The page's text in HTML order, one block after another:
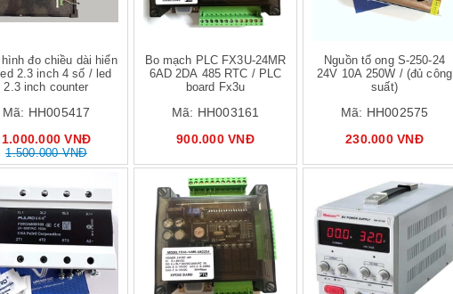
hình đo chiều dài hiển
2.3 inch 4 số / led
2.3 inch counter
Mã: HH005417
1.000.000 VNĐ
1.500.000 VNĐ
Bo mạch PLC FX3U-24MR
6AD 2DA 485 RTC / PLC
board Fx3u
Mã: HH003161
900.000 VNĐ
Nguồn tổ ong S-250-24
24V 10A 250W / (đủ công
suất)
Mã: HH002575
230.000 VNĐ
Mua hàng Mua hàng